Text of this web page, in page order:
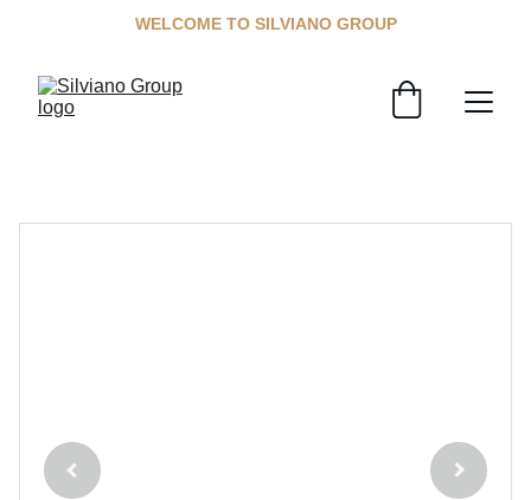
WELCOME TO SILVIANO GROUP